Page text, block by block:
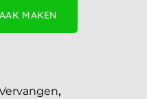
MAKEN
,